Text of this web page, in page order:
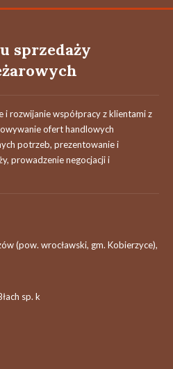
sprzedaży
i rozwijanie współpracy z klientami z
ofert handlowych
potrzeb, prezentowanie i
prowadzenie negocjacji i
(pow. wrocławski, gm. Kobierzyce),
sp. k